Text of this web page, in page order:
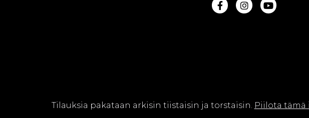
Tilauksia pakataan arkisin tiistaisin ja torstaisin. Piilota tämä
© Jujuna Oy || Web design bySivutaikuri Oy